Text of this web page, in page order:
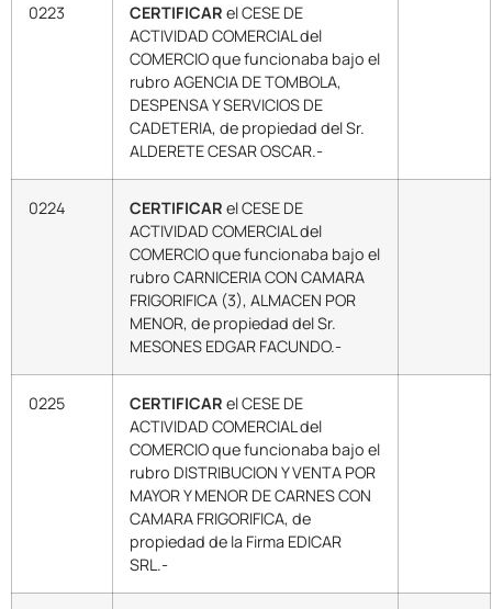
0223 CERTIFICAR el CESE DE
ACTIVIDAD COMERCIAL del
COMERCIO que funcionaba bajo el
rubro AGENCIA DE TOMBOLA,
DESPENSA Y SERVICIOS DE
CADETERIA, de propiedad del Sr.
ALDERETE CESAR OSCAR.-
0224 CERTIFICAR el CESE DE
ACTIVIDAD COMERCIAL del
COMERCIO que funcionaba bajo el
rubro CARNICERIA CON CAMARA
FRIGORIFICA (3), ALMACEN POR
MENOR, de propiedad del Sr.
MESONES EDGAR FACUNDO.-
0225 CERTIFICAR el CESE DE
ACTIVIDAD COMERCIAL del
COMERCIO que funcionaba bajo el
rubro DISTRIBUCION Y VENTA POR
MAYOR Y MENOR DE CARNES CON
CAMARA FRIGORIFICA, de
propiedad de la Firma EDICAR
SRL.-